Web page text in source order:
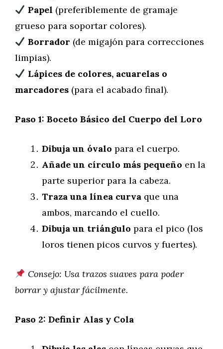
Papel (preferiblemente de gramaje
grueso para soportar colores).
Borrador (de migajón para correcciones
limpias).
Lápices de colores, acuarelas o
marcadores (para el acabado final).
Paso 1: Boceto Básico del Cuerpo del Loro
Dibuja un óvalo para el cuerpo.
Añade un círculo más pequeño en la
parte superior para la cabeza.
Traza una línea curva que una
ambos, marcando el cuello.
Dibuja un triángulo para el pico (los
loros tienen picos curvos y fuertes).
Consejo: Usa trazos suaves para poder
borrar y ajustar fácilmente.
Paso 2: Definir Alas y Cola